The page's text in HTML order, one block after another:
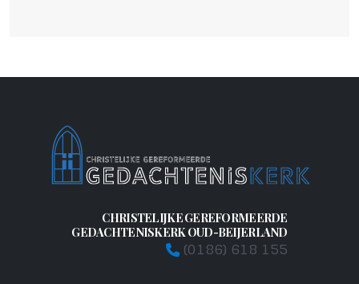
CHRISTELIJKE GEREFORMEERDE
GEDACHTENISKERK OUD-BEIJERLAND
(0186) 618 155